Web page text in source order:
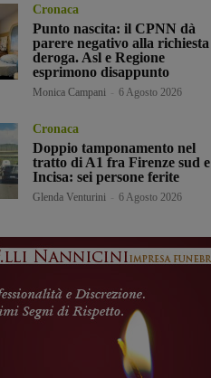
Cronaca
Punto nascita: il CPNN dà
parere negativo alla
deroga. Asl e Regione
esprimono disappunto
Monica Campani 6 Agosto 2026
Cronaca
Doppio tamponamento nel
tratto di A1 fra Firenze sud e
Incisa: sei persone ferite
Glenda Venturini 6 Agosto 2026